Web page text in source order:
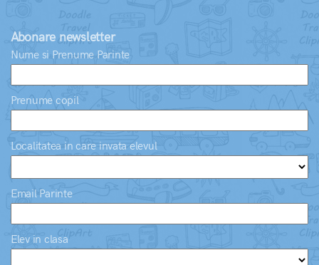
Abonare newsletter
Nume si Prenume Parinte
Prenume copil
Localitatea in care invata elevul
Email Parinte
Elev in clasa